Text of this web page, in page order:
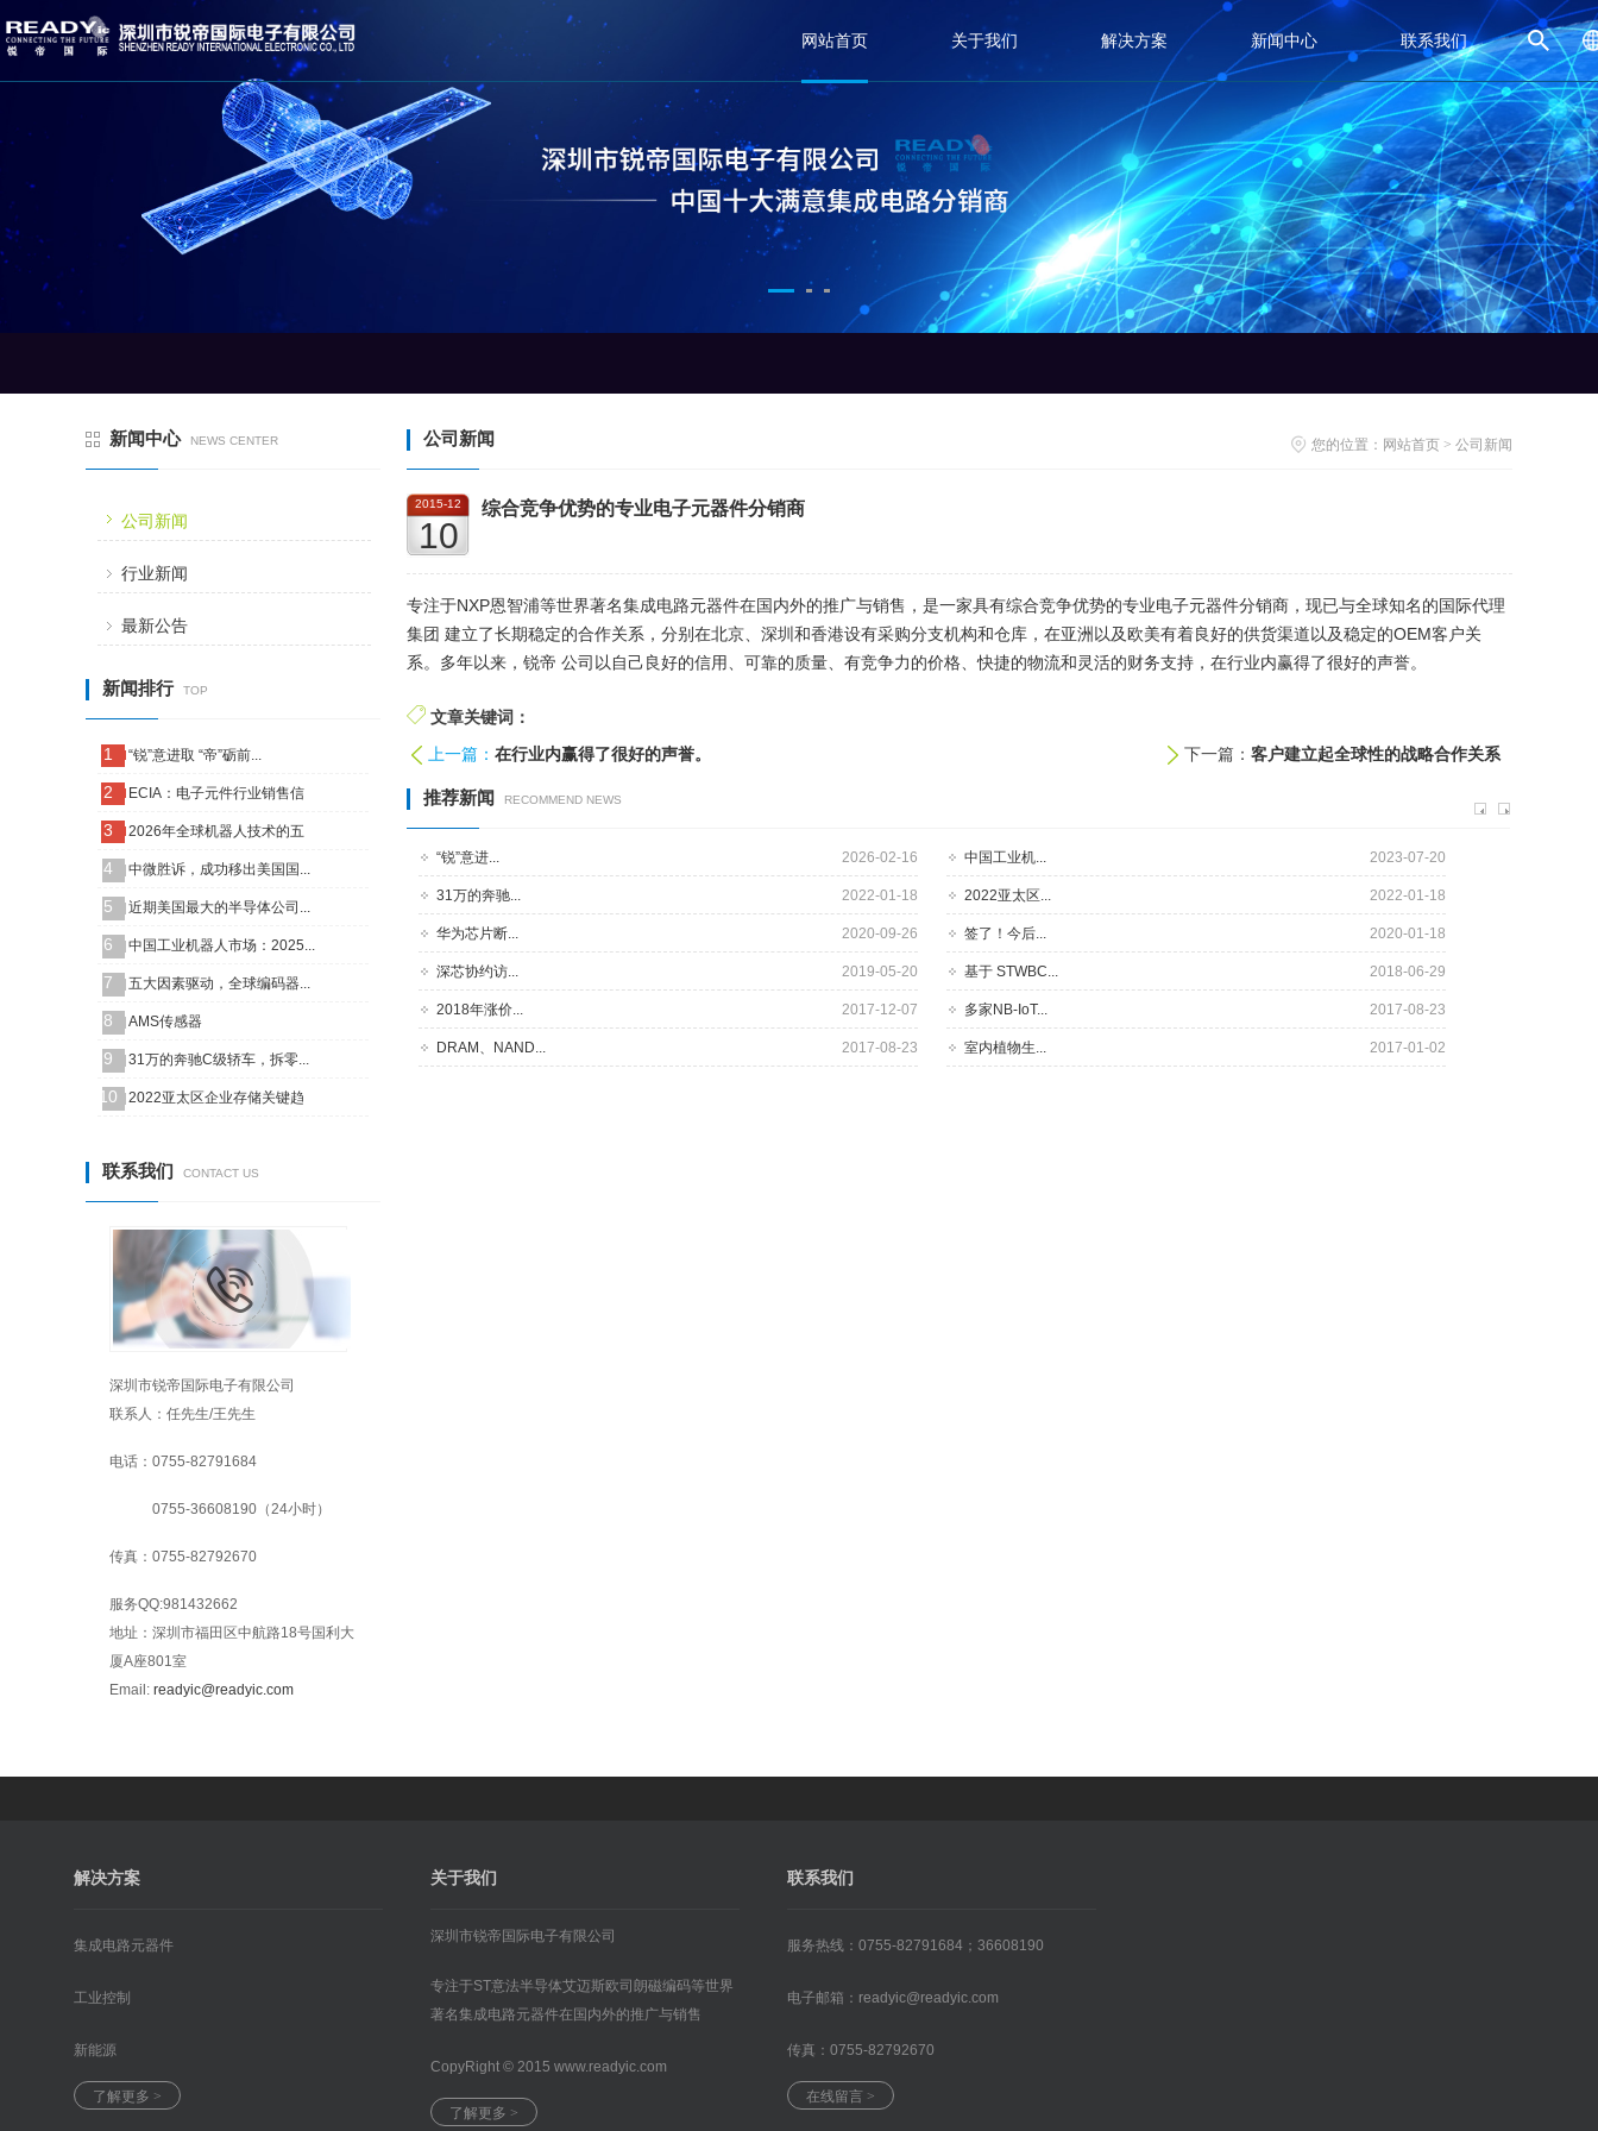
网站首页 关于我们
公司文化
解决方案 新闻中心
公司新闻
行业新闻
最新公告
联系我们
在线留言
新闻中心 NEWS CENTER
公司新闻
行业新闻
最新公告
新闻排行 TOP
1 “锐”意进取 “帝”砺前...
2 ECIA：电子元件行业销售信
3 2026年全球机器人技术的五
4 中微胜诉，成功移出美国国...
5 近期美国最大的半导体公司...
6 中国工业机器人市场：2025...
7 五大因素驱动，全球编码器...
8 AMS传感器
9 31万的奔驰C级轿车，拆零...
10 2022亚太区企业存储关键趋
联系我们 CONTACT US
深圳市锐帝国际电子有限公司
联系人：任先生/王先生
电话：0755-82791684
0755-36608190（24小时）
传真：0755-82792670
服务QQ:981432662
地址：深圳市福田区中航路18号国利大
厦A座801室
Email: readyic@readyic.com
您的位置： 网站首页 > 公司新闻
公司新闻
2015-12
10
综合竞争优势的专业电子元器件分销商
专注于NXP恩智浦等世界著名集成电路元器件在国内外的推广与销售，是一家具有综合竞争优势的专业电子元器件分销商，现已与全球知名的国际代理
集团 建立了长期稳定的合作关系，分别在北京、深圳和香港设有采购分支机构和仓库，在亚洲以及欧美有着良好的供货渠道以及稳定的OEM客户关
系。多年以来，锐帝 公司以自己良好的信用、可靠的质量、有竞争力的价格、快捷的物流和灵活的财务支持，在行业内赢得了很好的声誉。
文章关键词：
上一篇： 在行业内赢得了很好的声誉。 下一篇： 客户建立起全球性的战略合作关系
推荐新闻 RECOMMEND NEWS
2026-02-16
“锐”意进... 2023-07-20
中国工业机...
2022-01-18
31万的奔驰... 2022-01-18
2022亚太区...
2020-09-26
华为芯片断... 2020-01-18
签了！今后...
2019-05-20
深芯协约访... 2018-06-29
基于 STWBC...
2017-12-07
2018年涨价... 2017-08-23
多家NB-IoT...
2017-08-23
DRAM、NAND... 2017-01-02
室内植物生...
解决方案
集成电路元器件
工业控制
新能源
了解更多 >
关于我们
深圳市锐帝国际电子有限公司
专注于ST意法半导体艾迈斯欧司朗磁编码等世界
著名集成电路元器件在国内外的推广与销售
CopyRight © 2015 www.readyic.com
了解更多 >
联系我们
服务热线：0755-82791684；36608190
电子邮箱： readyic@readyic.com
传真：0755-82792670
在线留言 >